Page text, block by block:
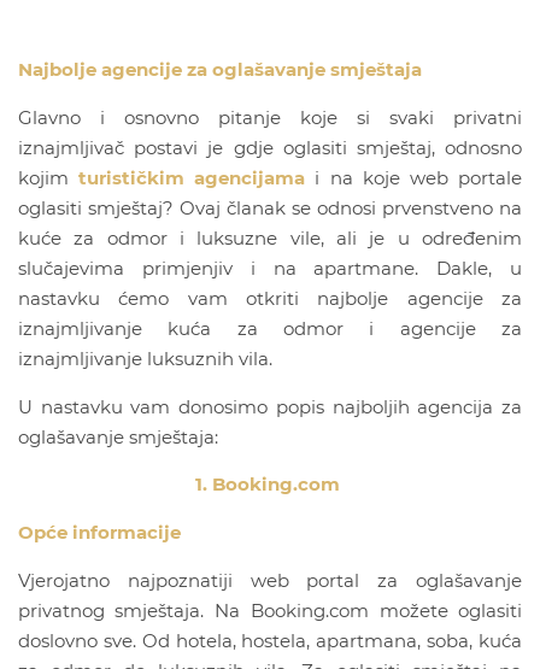
Najbolje agencije za oglašavanje smještaja
Glavno i osnovno pitanje koje si svaki privatni
iznajmljivač postavi je gdje oglasiti smještaj, odnosno
kojim turističkim agencijama i na koje web portale
oglasiti smještaj? Ovaj članak se odnosi prvenstveno na
kuće za odmor i luksuzne vile, ali je u određenim
slučajevima primjenjiv i na apartmane. Dakle, u
nastavku ćemo vam otkriti najbolje agencije za
iznajmljivanje kuća za odmor i agencije za
iznajmljivanje luksuznih vila.
U nastavku vam donosimo popis najboljih agencija za
oglašavanje smještaja:
1. Booking.com
Opće informacije
Vjerojatno najpoznatiji web portal za oglašavanje
privatnog smještaja. Na Booking.com možete oglasiti
doslovno sve. Od hotela, hostela, apartmana, soba, kuća